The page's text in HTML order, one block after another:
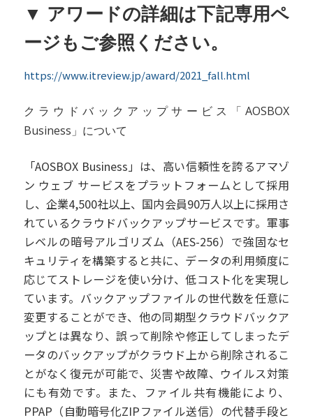
▼ アワードの詳細は下記専用ペ
ージもご参照ください。
https://www.itreview.jp/award/2021_fall.html
クラウドバックアップサービス「AOSBOX
Business」について
「AOSBOX Business」は、高い信頼性を誇るアマゾ
ン ウェブ サービスをプラットフォームとして採用
し、企業4,500社以上、国内会員90万人以上に採用さ
れているクラウドバックアップサービスです。軍事
レベルの暗号アルゴリズム（AES-256）で強固なセ
キュリティを構築すると共に、データの利用頻度に
応じてストレージを使い分け、低コスト化を実現し
ています。バックアップファイルの世代数を任意に
変更することができ、他の同期型クラウドバックア
ップとは異なり、誤って削除や修正してしまったデ
ータのバックアップがクラウド上から削除されるこ
とがなく復元が可能で、災害や故障、ウイルス対策
にも有効です。また、ファイル共有機能により、
PPAP（自動暗号化ZIPファイル送信）の代替手段と